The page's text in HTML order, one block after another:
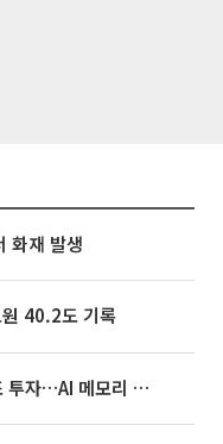
화재 발생
40.2도 기록
SK하이닉스, 용인·청주에 54조 투자…AI 메모리 생산기지 키운다